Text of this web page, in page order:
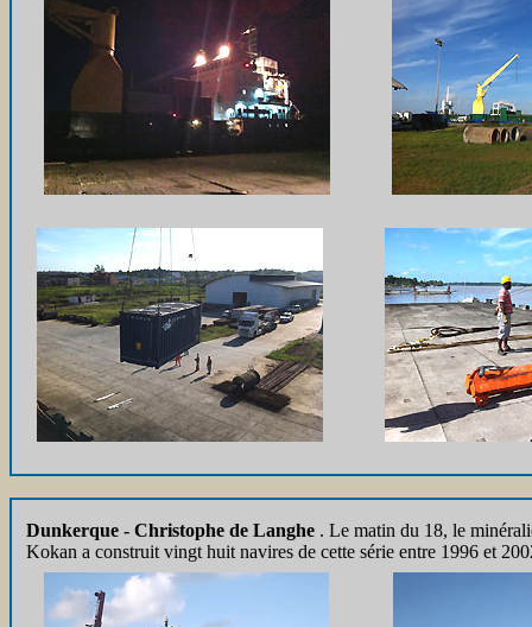
Dunkerque - Christophe de Langhe . Le matin du 18, le
Kokan a construit vingt huit navires de cette série entre 1996 et